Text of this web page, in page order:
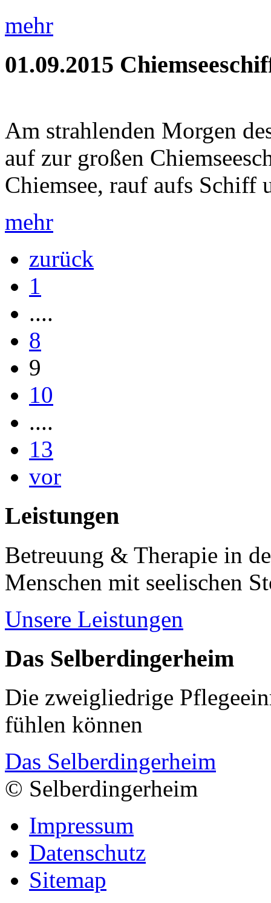
mehr
01.09.2015
Am strahlenden Morgen
auf zur großen
Chiemsee, rauf aufs Schiff
mehr
zurück
1
....
8
9
10
....
13
vor
Leistungen
Betreuung & Therapie in
Menschen mit seelischen
Unsere Leistungen
Das Selberdingerheim
Die zweigliedrige
fühlen können
Das Selberdingerheim
© Selberdingerheim
Impressum
Datenschutz
Sitemap